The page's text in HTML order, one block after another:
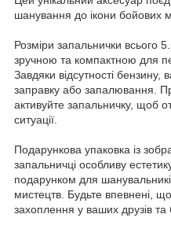
шанування до ікони бойових
Розміри запальнички всього
зручною та компактною для
Завдяки відсутності
заправку або запалювання.
активуйте запальничку, щоб
ситуації.
Подарункова упаковка із
запальничці особливу
подарунком для
мистецтв. Будьте впевнені,
захоплення у ваших друзів та